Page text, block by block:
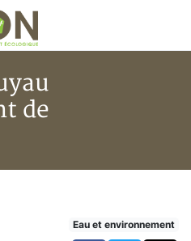
de
Eau et environnement